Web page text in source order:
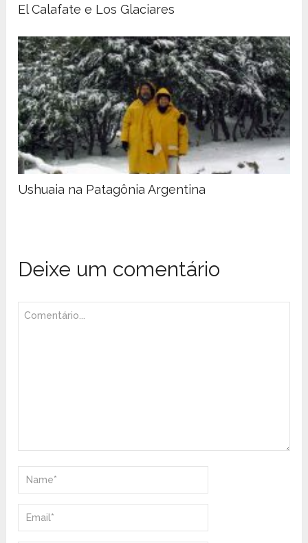
El Calafate e Los Glaciares
Ushuaia na Patagônia Argentina
Deixe um comentário